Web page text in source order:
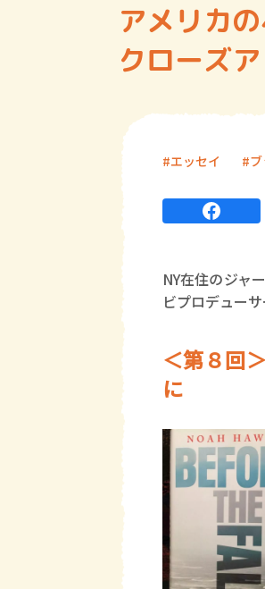
アメリカ
クローズ
エッセイ
NY在住のジャ
ビプロデュー
＜第８回
に